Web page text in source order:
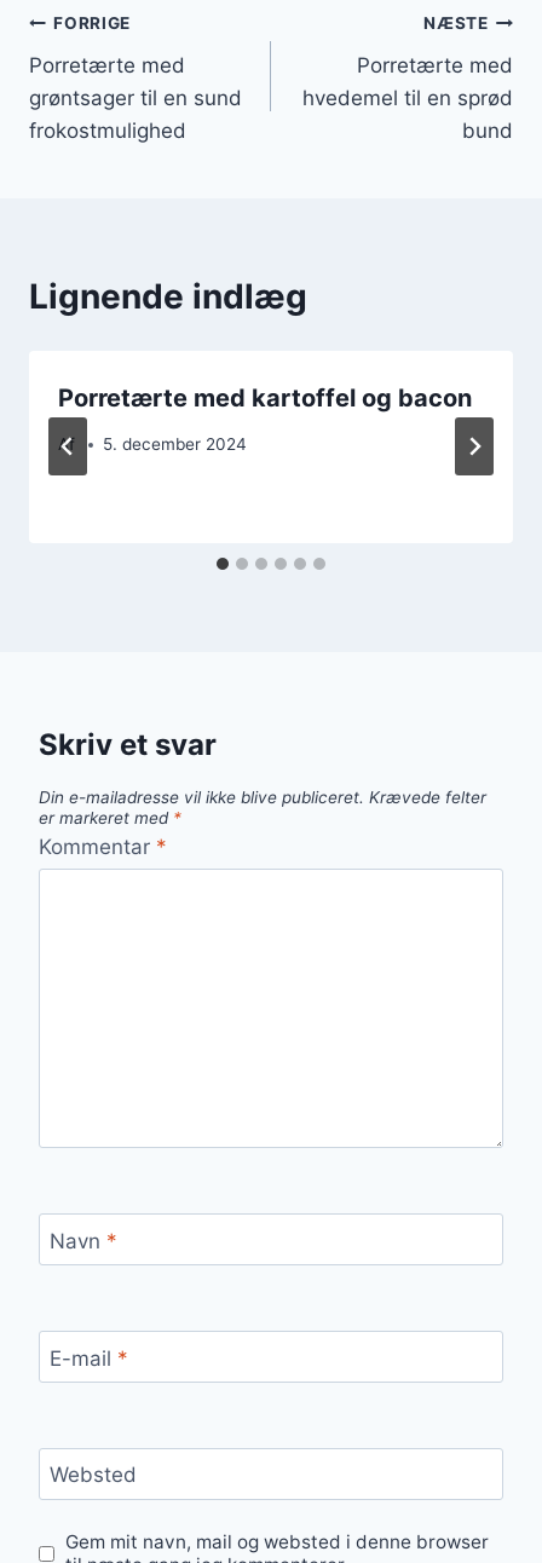
Indlægsnavigation
FORRIGE
Porretærte med
grøntsager til en sund
frokostmulighed
NÆSTE
Porretærte med
hvedemel til en sprød
bund
Lignende indlæg
Porretærte med kartoffel og bacon
Af 5. december 2024
Skriv et svar
Din e-mailadresse vil ikke blive publiceret. Krævede felter
er markeret med *
Kommentar *
Navn *
E-mail *
Websted
Gem mit navn, mail og websted i denne browser